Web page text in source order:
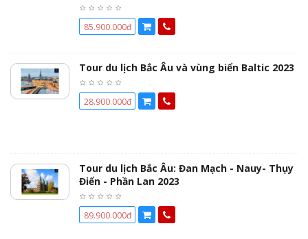
85.900.000đ
Tour du lịch Bắc Âu và vùng biển Baltic 2023
28.900.000đ
Tour du lịch Bắc Âu: Đan Mạch - Nauy- Thụy
Điển - Phần Lan 2023
89.900.000đ